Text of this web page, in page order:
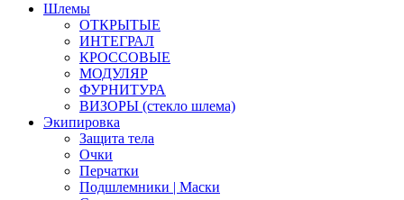
Шлемы
ОТКРЫТЫЕ
ИНТЕГРАЛ
КРОССОВЫЕ
МОДУЛЯР
ФУРНИТУРА
ВИЗОРЫ (стекло шлема)
Экипировка
Защита тела
Очки
Перчатки
Подшлемники | Маски